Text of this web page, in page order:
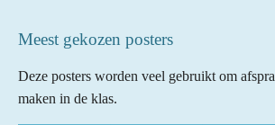
Meest gekozen posters
Deze posters worden veel gebruikt om
maken in de klas.